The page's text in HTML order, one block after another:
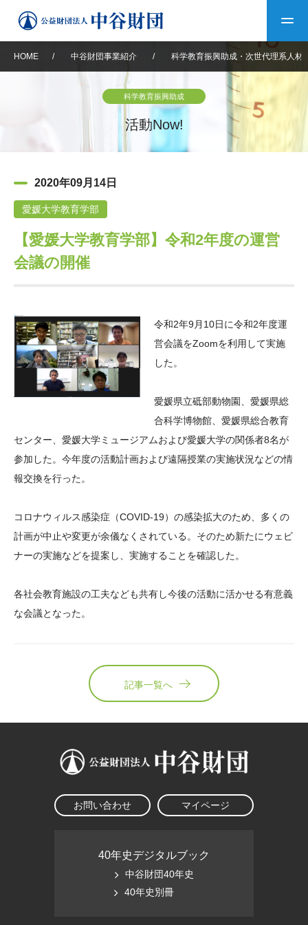
中谷財団について
設立趣意書
沿革 40年史デジタルブック
役員・評議員 公開情報
年報一覧 中谷財団レポート
中谷財団事業紹介
神戸賞 長期大型研究助成
大学院生奨学金
国際学生交流プログラ
ム
科学教育振興助成・
中谷財団動画紹介
その他情報
アクセス よくあるご質問
サイトマップ
日本語 English マイページ
HOME / 中谷財団事業紹介 / 科学教育振興助成・次世代理系人材
科学教育振興助成
活動Now!
2020年09月14日
愛媛大学教育学部
【愛媛大学教育学部】令和2年度の運営
会議の開催
令和2年9 月 10日に令和2年度運
営会議をZoomを利用して実施
した。
愛媛県立砥部動物園、愛媛県総
合科学博物館、愛媛県総合教育
センター、愛媛大学ミュージアムおよび愛媛大学の関係者8名が
参加した。今年度の活動計画および遠隔授業の実施状況などの情
報交換を行った。
コロナウィルス感染症（COVID-19）の感染拡大のため、多くの
計画が中止や変更が余儀なくされている。そのため新たにウェビ
ナーの実施などを提案し、実施することを確認した。
各社会教育施設の工夫なども共有し今後の活動に活かせる有意義
な会議となった。
記事一覧へ
お問い合わせ マイページ
40年史デジタルブック
中谷財団40年史
40年史別冊